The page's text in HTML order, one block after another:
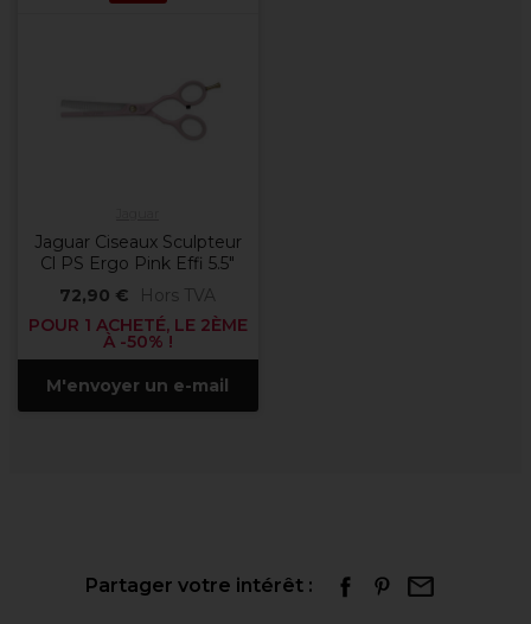
Jaguar Ciseaux Sculpteur
Cl PS Ergo Pink Effi 5.5"
72,90 €
Hors TVA
POUR 1 ACHETÉ, LE 2ÈME
À -50% !
M'envoyer un e-mail
Partager votre intérêt :